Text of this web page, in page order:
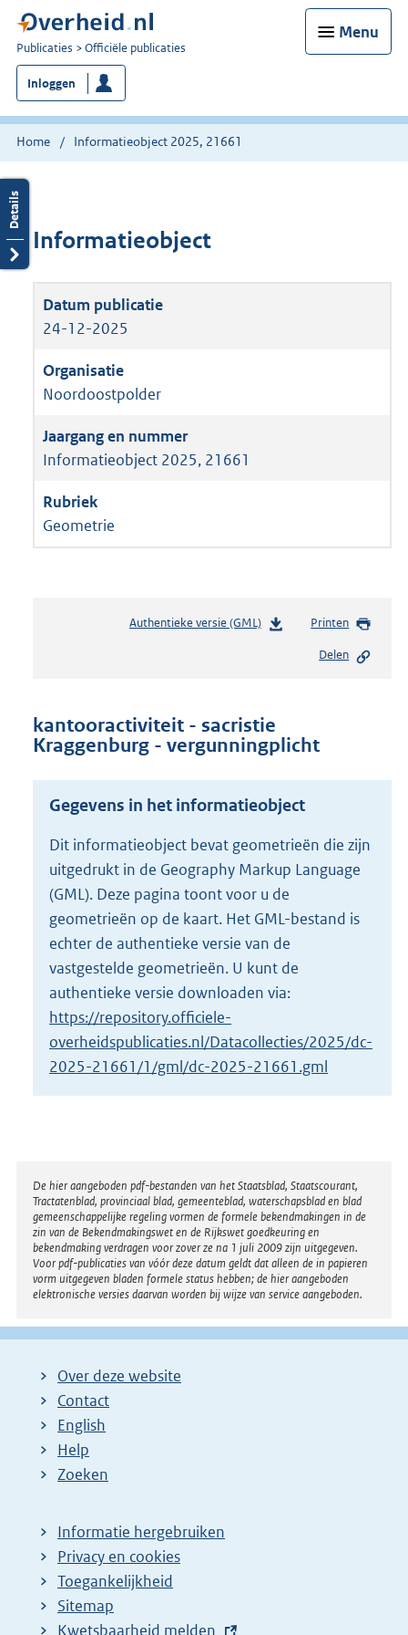
Menu
U
bent
nu
hier:
Publicaties Officiële publicaties
Inloggen
Home Informatieobject 2025, 21661
Informatieobject
24-12-2025
Noordoostpolder
Informatieobject 2025, 21661
Geometrie
Authentieke versie (GML)b
n
s
o
t
t
e
:
2
K
b
Printen
Delen
kantooractiviteit - sacristie
Kraggenburg - vergunningplicht
Gegevens in het informatieobject
Dit informatieobject bevat geometrieën die zijn
uitgedrukt in de Geography Markup Language
(GML). Deze pagina toont voor u de
geometrieën op de kaart. Het GML-bestand is
echter de authentieke versie van de
vastgestelde geometrieën. U kunt de
authentieke versie downloaden via:
https://repository.officiele-
overheidspublicaties.nl/Datacollecties/2025/dc-
2025-21661/1/gml/dc-2025-21661.gml
Disclaimer
De hier aangeboden pdf-bestanden van het Staatsblad, Staatscourant,
Tractatenblad, provinciaal blad, gemeenteblad, waterschapsblad en blad
gemeenschappelijke regeling vormen de formele bekendmakingen in de
zin van de Bekendmakingswet en de Rijkswet goedkeuring en
bekendmaking verdragen voor zover ze na 1 juli 2009 zijn uitgegeven.
Voor pdf-publicaties van vóór deze datum geldt dat alleen de in papieren
vorm uitgegeven bladen formele status hebben; de hier aangeboden
elektronische versies daarvan worden bij wijze van service aangeboden.
Over deze website
Contact
English
Help
Zoeken
Informatie hergebruiken
Privacy en cookies
Toegankelijkheid
Sitemap
E
Kwetsbaarheid melden